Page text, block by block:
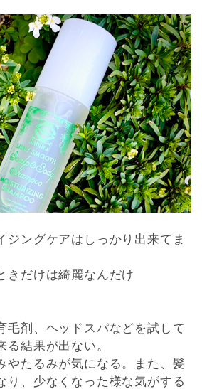
ジングケアはしっかり出来てま
きだけは綺麗なんだけ
毛剤、ヘッドスパなどを試して
る結果が出ない。
やたるみが気になる。また、髪
り、少なくなった様な気がする